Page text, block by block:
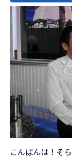
こんばんは！そ